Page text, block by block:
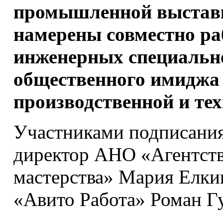
промышленной
намерены совместно
инженерных
общественного
производственной и
Участниками
директор АНО
мастерства» Мария
«Авито Работа» Роман